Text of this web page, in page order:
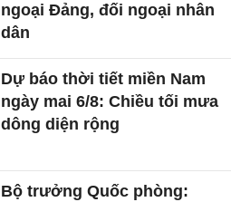
ngoại Đảng, đối ngoại nhân
dân
Dự báo thời tiết miền Nam
ngày mai 6/8: Chiều tối mưa
dông diện rộng
Bộ trưởng Quốc phòng: